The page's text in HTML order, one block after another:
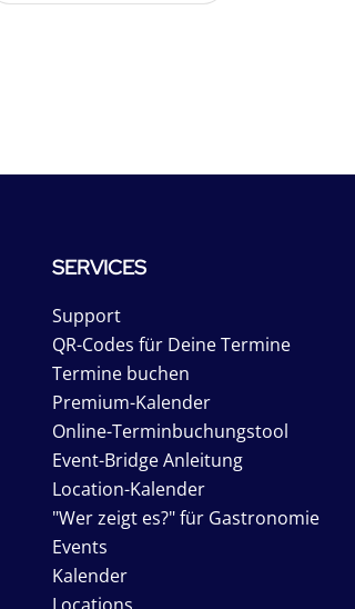
SERVICES
Support
QR-Codes für Deine Termine
Termine buchen
Premium-Kalender
Online-Terminbuchungstool
Event-Bridge Anleitung
Location-Kalender
"Wer zeigt es?" für Gastronomie
Events
Kalender